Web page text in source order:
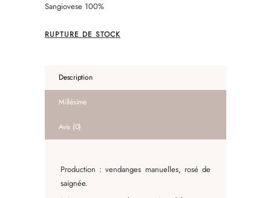
Sangiovese 100%
RUPTURE DE STOCK
Description
Millésime
Avis (0)
Production : vendanges manuelles, rosé de
saignée.